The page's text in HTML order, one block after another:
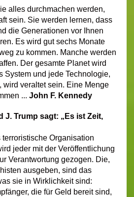
alles durchmachen werden,
sein. Sie werden lernen, dass
die Generationen vor Ihnen
Es wird gut sechs Monate
zu kommen. Manche werden
Der gesamte Planet wird
System und jede Technologie,
wird veraltet sein. Eine Menge
... John F. Kennedy
J. Trump sagt: „Es ist Zeit,
Organisation
jeder mit der Veröffentlichung
Verantwortung gezogen. Die,
ausgeben, sind das
sie in Wirklichkeit sind:
die für Geld bereit sind,